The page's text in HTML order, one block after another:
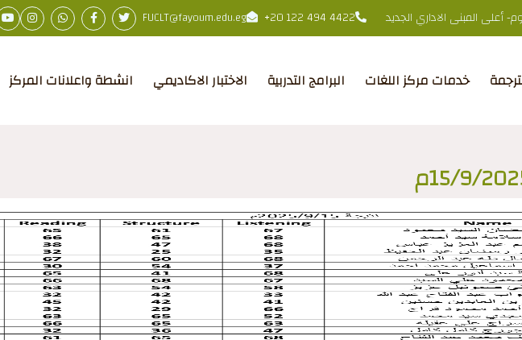
أعلى المبنى الاداري الجديد +20 122 494 4422
FUCLT@fayoum.edu.eg
خدمات مركز اللغات البرامج التدربية الاختبار الاكاديمي انشطة واعلانات المركز